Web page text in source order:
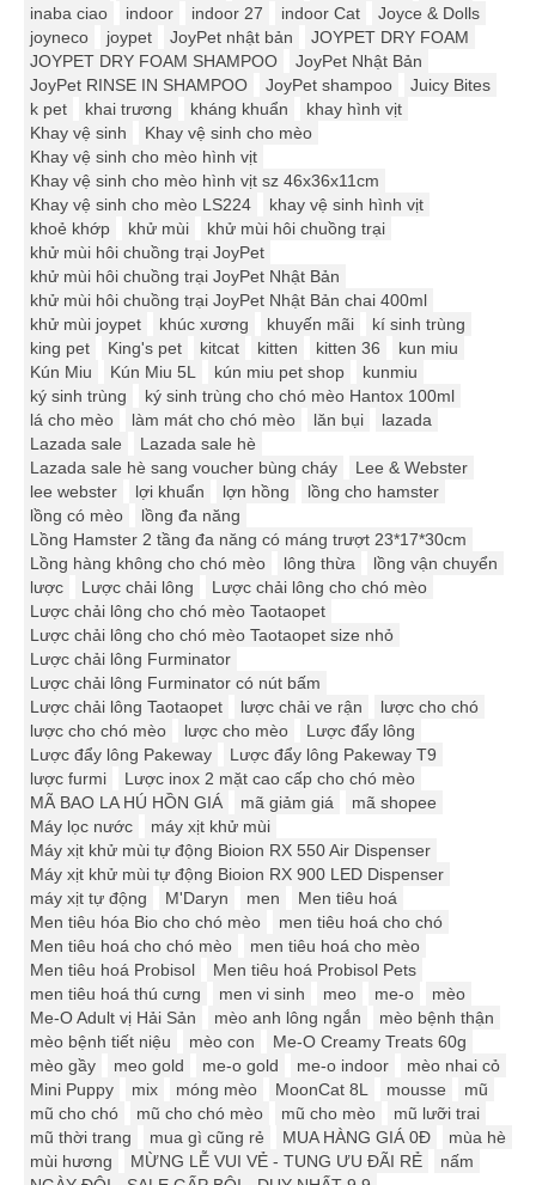
inaba ciao
indoor indoor 27 indoor Cat
Joyce & Dolls
joyneco
joypet JoyPet nhật bản
JOYPET DRY FOAM
JOYPET DRY FOAM SHAMPOO
JoyPet Nhật Bản
JoyPet RINSE IN SHAMPOO
JoyPet shampoo
Juicy Bites
k pet
khai trương kháng khuẩn
khay hình vịt
Khay vệ sinh
Khay vệ sinh cho mèo
Khay vệ sinh cho mèo hình vịt
Khay vệ sinh cho mèo hình vịt sz 46x36x11cm
Khay vệ sinh cho mèo LS224
khay vệ sinh hình vịt
khoẻ khớp
khử mùi
khử mùi hôi chuồng trại
khử mùi hôi chuồng trại JoyPet
khử mùi hôi chuồng trại JoyPet Nhật Bản
khử mùi hôi chuồng trại JoyPet Nhật Bản chai 400ml
khử mùi joypet
khúc xương khuyến mãi
kí sinh trùng
king pet
King's pet kitcat kitten kitten 36
kun miu
Kún Miu
Kún Miu 5L kún miu pet shop
kunmiu
ký sinh trùng
ký sinh trùng cho chó mèo Hantox 100ml
lá cho mèo
làm mát cho chó mèo lăn bụi
lazada
Lazada sale
Lazada sale hè
Lazada sale hè sang voucher bùng cháy
Lee & Webster
lee webster
lợi khuẩn lợn hồng
lồng cho hamster
lồng có mèo
lồng đa năng
Lồng Hamster 2 tầng đa năng có máng trượt 23*17*30cm
Lồng hàng không cho chó mèo
lông thừa
lồng vận chuyển
lược
Lược chải lông
Lược chải lông cho chó mèo
Lược chải lông cho chó mèo Taotaopet
Lược chải lông cho chó mèo Taotaopet size nhỏ
Lược chải lông Furminator
Lược chải lông Furminator có nút bấm
Lược chải lông Taotaopet
lược chải ve rận
lược cho chó
lược cho chó mèo
lược cho mèo
Lược đẩy lông
Lược đẩy lông Pakeway
Lược đẩy lông Pakeway T9
lược furmi
Lược inox 2 mặt cao cấp cho chó mèo
MÃ BAO LA HÚ HỒN GIÁ
mã giảm giá
mã shopee
Máy lọc nước
máy xịt khử mùi
Máy xịt khử mùi tự động Bioion RX 550 Air Dispenser
Máy xịt khử mùi tự động Bioion RX 900 LED Dispenser
máy xịt tự động
M'Daryn men
Men tiêu hoá
Men tiêu hóa Bio cho chó mèo
men tiêu hoá cho chó
Men tiêu hoá cho chó mèo
men tiêu hoá cho mèo
Men tiêu hoá Probisol
Men tiêu hoá Probisol Pets
men tiêu hoá thú cưng
men vi sinh meo me-o
mèo
Me-O Adult vị Hải Sản
mèo anh lông ngắn
mèo bệnh thận
mèo bệnh tiết niệu
mèo con
Me-O Creamy Treats 60g
mèo gầy
meo gold me-o gold me-o indoor
mèo nhai cỏ
Mini Puppy
mix móng mèo MoonCat 8L mousse
mũ
mũ cho chó
mũ cho chó mèo mũ cho mèo
mũ lưỡi trai
mũ thời trang
mua gì cũng rẻ MUA HÀNG GIÁ 0Đ
mùa hè
mùi hương
MỪNG LỄ VUI VẺ - TUNG ƯU ĐÃI RẺ
nấm